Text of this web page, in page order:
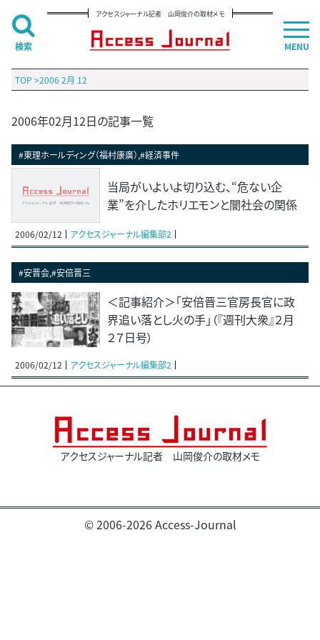
アクセスジャーナル記者 山岡俊介の取材メモ
TOP >2006 2月 12
2006年02月12日の記事一覧
#東理ホールディング（福村康廣）,#経済事件
当局がいよいよ切り込む、“危ない企
業”を介したホリエモンと闇社会の関係
2006/02/12 アクセスジャーナル編集部2
#安晋会,#安倍晋三
＜記事紹介＞「安倍晋三官房長官に政
界追い落とし火の手」（『週刊大衆』２月
２７日号）
2006/02/12 アクセスジャーナル編集部2
アクセスジャーナル記者 山岡俊介の取材メモ
© 2006-2026 Access-Journal
MENU
検索